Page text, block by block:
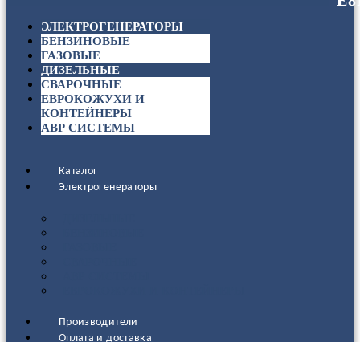
ЭЛЕКТРОГЕНЕРАТОРЫ
БЕНЗИНОВЫЕ
ГАЗОВЫЕ
ДИЗЕЛЬНЫЕ
СВАРОЧНЫЕ
ЕВРОКОЖУХИ И
КОНТЕЙНЕРЫ
АВР СИСТЕМЫ
Каталог
Электрогенераторы
Производители
Оплата и доставка